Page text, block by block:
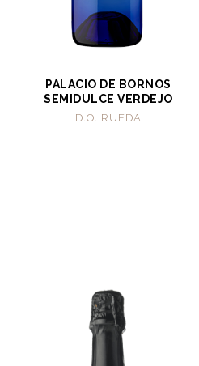
PALACIO DE BORNOS
SEMIDULCE VERDEJO
D.O. RUEDA